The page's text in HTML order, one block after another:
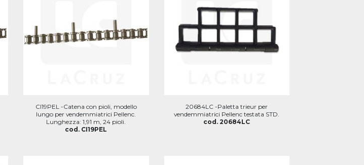
CI19PEL -Catena con pioli, modello
lungo per vendemmiatrici Pellenc.
Lunghezza: 1,91 m, 24 pioli.
cod. CI19PEL
20684LC -Paletta trieur per
vendemmiatrici Pellenc testata STD.
cod. 20684LC